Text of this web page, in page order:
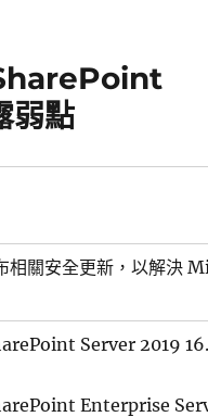
弱點
關安全更新，以解決
Server 2019
Enterprise